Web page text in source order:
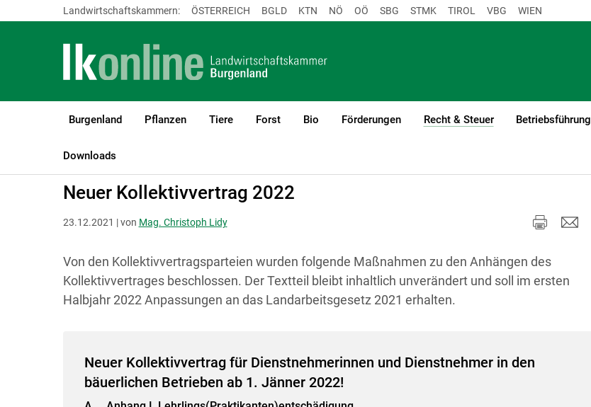
Landwirtschaftskammern: ÖSTERREICH BGLD KTN NÖ OÖ SBG STMK TIROL VBG WIEN
Burgenland Pflanzen Tiere Forst Bio Förderungen Recht & Steuer
(current)1
Betriebsführung
Downloads
LK Burgenland
Neuer Kollektivvertrag 2022
23.12.2021 | von Mag. Christoph Lidy
Von den Kollektivvertragsparteien wurden folgende Maßnahmen zu den Anhängen des
Kollektivvertrages beschlossen. Der Textteil bleibt inhaltlich unverändert und soll im ersten
Halbjahr 2022 Anpassungen an das Landarbeitsgesetz 2021 erhalten.
Neuer Kollektivvertrag für Dienstnehmerinnen und Dienstnehmer in den
bäuerlichen Betrieben ab 1. Jänner 2022!